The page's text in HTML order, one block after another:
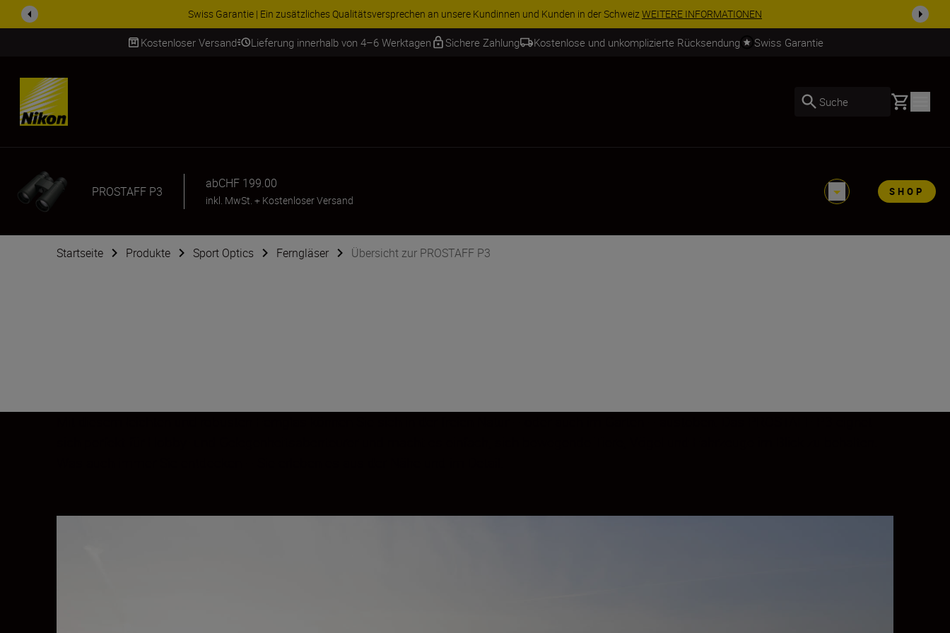
ZUBEHÖR IM ANGEBOT | Sparen Sie 15 % auf ausgewähltes Zubehör und vervollständigen Sie Ihre Ausrüstu...Jetzt einkaufen
Kostenloser Versand Lieferung innerhalb von 4–6 Werktagen Sichere Zahlung Kostenlose und unkomplizierte Rücksendung Swiss Garantie
SKIP
Suche Basket
PROSTAFF P3
abCHF 199.00
inkl. MwSt. + Kostenloser Versand
SHOP
Startseite Produkte Sport Optics Ferngläser Übersicht zur PROSTAFF P3